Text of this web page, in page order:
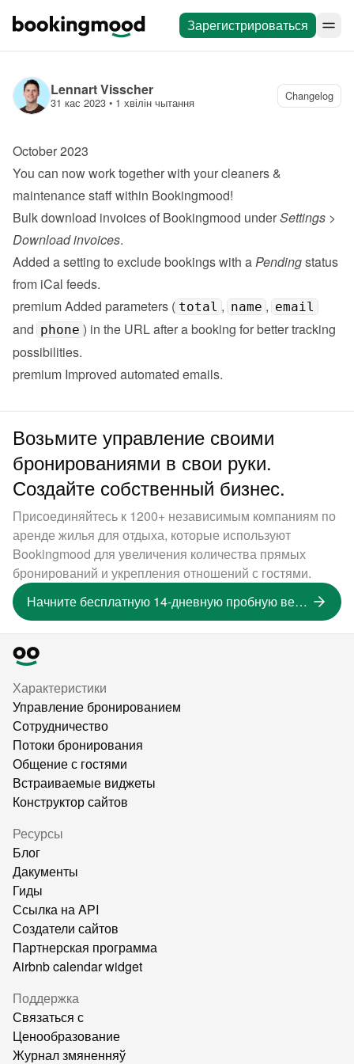
Зарегистрироваться
Lennart Visscher
31 кас 2023 • 1 хвілін чытання Changelog
October 2023
You can now work together with your cleaners &
maintenance staff within Bookingmood!
Bulk download invoices of Bookingmood under Settings
Download invoices.
Added a setting to exclude bookings with a Pending status
from iCal feeds.
premium Added parameters ( total , name , email
and phone ) in the URL after a booking for better tracking
possibilities.
premium Improved automated emails.
Возьмите управление своими
бронированиями в свои руки.
Создайте собственный бизнес.
Присоединяйтесь к 1200+ независимым компаниям по
аренде жилья для отдыха, которые используют
Bookingmood для увеличения количества прямых
бронирований и укрепления отношений с гостями.
Начните бесплатную 14-дневную пробную версию
Характеристики
Управление бронированием
Сотрудничество
Потоки бронирования
Общение с гостями
Встраиваемые виджеты
Конструктор сайтов
Ресурсы
Блог
Дакументы
Гиды
Ссылка на API
Создатели сайтов
Партнерская программа
Airbnb calendar widget
Поддержка
Связаться с
Ценообразование
Журнал змяненняў